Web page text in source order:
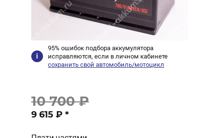
95% ошибок подбора аккумулятора
исправляются, если в личном кабинете
сохранить свой автомобиль/мотоцикл
10 700 ₽
9 615 ₽ *